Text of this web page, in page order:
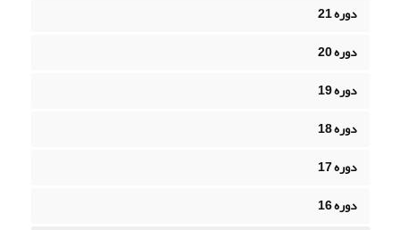
دوره 21
دوره 20
دوره 19
دوره 18
دوره 17
دوره 16